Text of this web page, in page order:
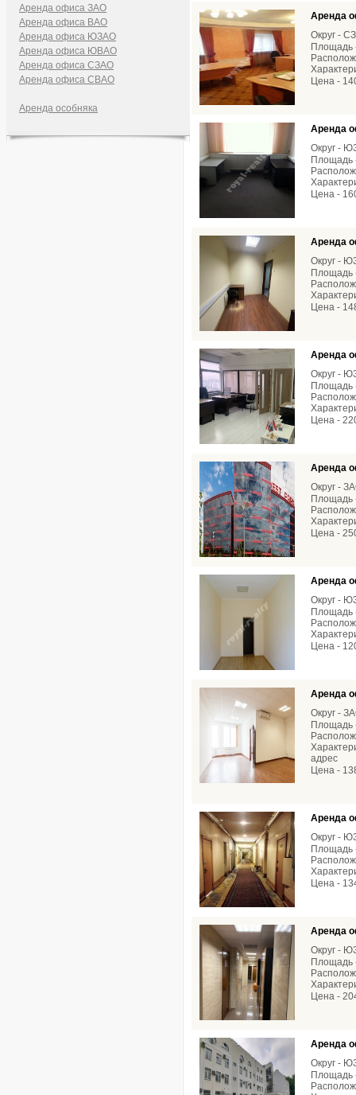
Аренда офиса ЗАО
Аренда офиса ВАО
Аренда офиса ЮЗАО
Аренда офиса ЮВАО
Аренда офиса СЗАО
Аренда офиса СВАО
Аренда особняка
Аренда
Округ -
Площадь
Цена -
Аренда
Округ -
Площадь
Цена -
Аренда
Округ -
Площадь
Цена -
Аренда
Округ -
Площадь
Цена -
Аренда
Округ -
Площадь
Цена -
Аренда
Округ -
Площадь
Цена -
Аренда
Округ -
Площадь
адрес
Цена -
Аренда
Округ -
Площадь
Цена -
Аренда
Округ -
Площадь
Цена -
Аренда
Округ -
Площадь